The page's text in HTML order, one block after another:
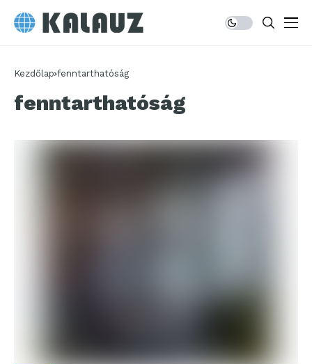
Kezdőlap fenntarthatóság
fenntarthatóság